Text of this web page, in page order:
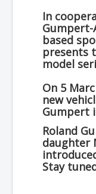
In
Gumpert-
based
presents
model
On 5
new
Gumpert
Roland
daughter
Stay